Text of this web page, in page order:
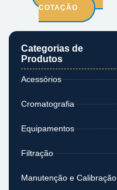
Categorias de
Produtos
Acessórios
Cromatografia
Equipamentos
Filtração
Manutenção e Calibração
COTAÇÃO